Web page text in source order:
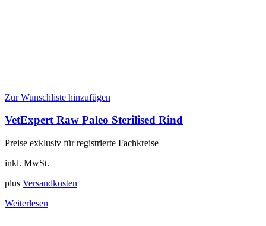
Zur Wunschliste hinzufügen
VetExpert Raw Paleo Sterilised Rind
Preise exklusiv für registrierte Fachkreise
inkl. MwSt.
plus Versandkosten
Weiterlesen